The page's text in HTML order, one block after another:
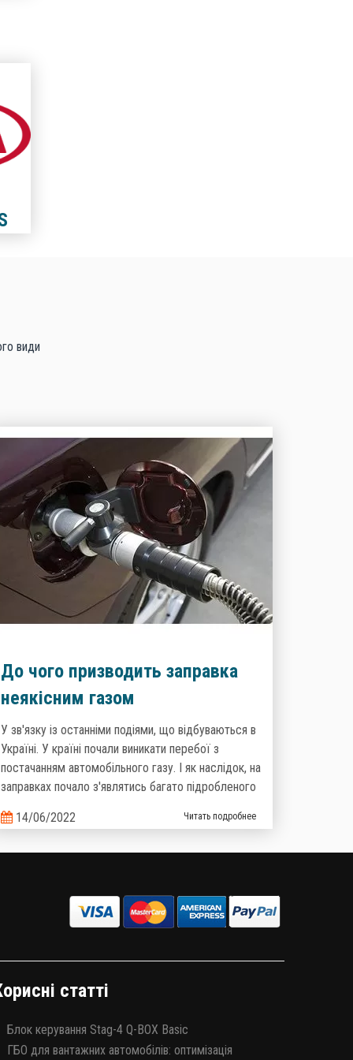
види
До чого призводить заправка
неякісним газом
У зв'язку із останніми подіями, що відбуваються в
Україні. У країні почали виникати перебої з
постачанням автомобільного газу. І як наслідок, на
заправках почало з'являтись багато підробленого
Багато хто знає, що «бодяжного» бензину на
14/06/2022 Читать подробнее
статті
Блок керування Stag-4 Q-BOX Basic
ГБО для вантажних автомобілів: оптимізація